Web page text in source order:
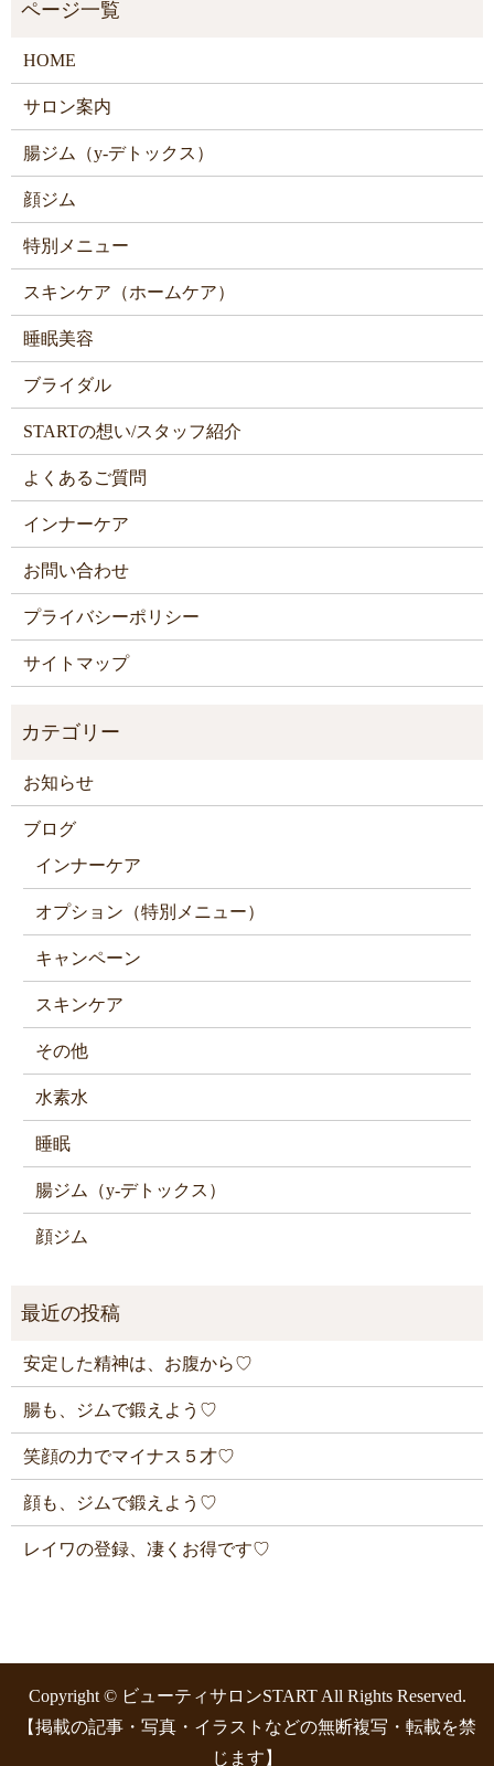
HOME
サロン案内
腸ジム（y-デトックス）
顔ジム
特別メニュー
スキンケア（ホームケア）
睡眠美容
ブライダル
STARTの想い/スタッフ紹介
よくあるご質問
インナーケア
お問い合わせ
プライバシーポリシー
サイトマップ
お知らせ
ブログ
インナーケア
オプション（特別メニュー）
キャンペーン
スキンケア
その他
水素水
睡眠
腸ジム（y-デトックス）
顔ジム
安定した精神は、お腹から♡
腸も、ジムで鍛えよう♡
笑顔の力でマイナス５才♡
顔も、ジムで鍛えよう♡
レイワの登録、凄くお得です♡
Copyright © ビューティサロンSTART All Rights Reserved.
【掲載の記事・写真・イラストなどの無断複写・転載を禁
じます】